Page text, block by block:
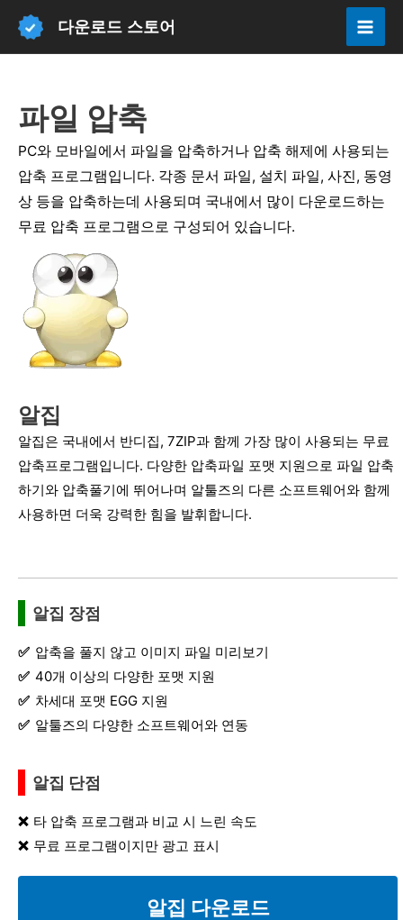
다운로드 스토어
파일 압축
PC와 모바일에서 파일을 압축하거나 압축 해제에 사용되는
압축 프로그램입니다. 각종 문서 파일, 설치 파일, 사진, 동영
상 등을 압축하는데 사용되며 국내에서 많이 다운로드하는
무료 압축 프로그램으로 구성되어 있습니다.
알집
알집은 국내에서 반디집, 7ZIP과 함께 가장 많이 사용되는 무료
압축프로그램입니다. 다양한 압축파일 포맷 지원으로 파일 압축
하기와 압축풀기에 뛰어나며 알툴즈의 다른 소프트웨어와 함께
사용하면 더욱 강력한 힘을 발휘합니다.
알집 장점
압축을 풀지 않고 이미지 파일 미리보기
40개 이상의 다양한 포맷 지원
차세대 포맷 EGG 지원
알툴즈의 다양한 소프트웨어와 연동
알집 단점
타 압축 프로그램과 비교 시 느린 속도
무료 프로그램이지만 광고 표시
알집 다운로드